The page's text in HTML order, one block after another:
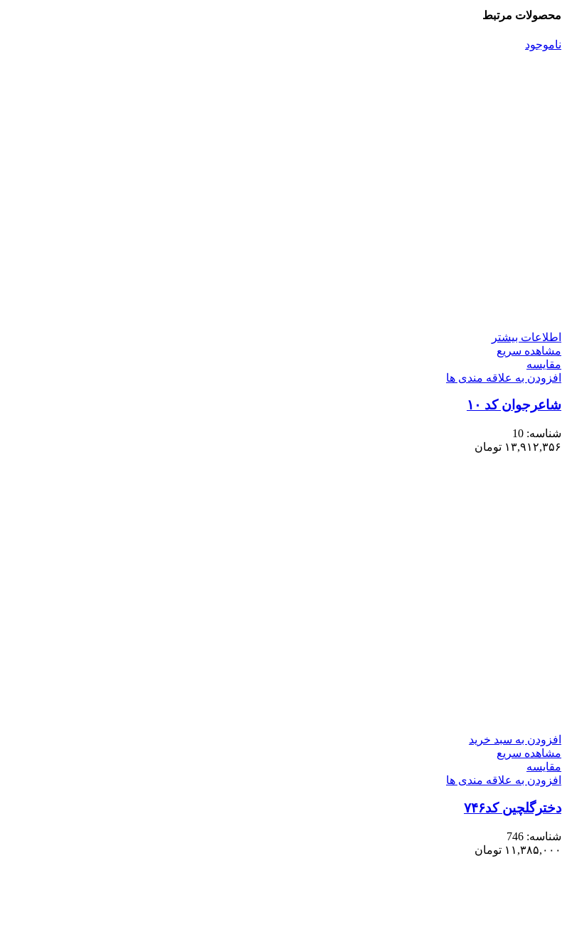
محصولات مرتبط
ناموجود
اطلاعات بیشتر
مشاهده سریع
مقایسه
افزودن به علاقه مندی ها
شاعرجوان کد ۱۰
شناسه: 10
۱۳,۹۱۲,۳۵۶ تومان
افزودن به سبد خرید
مشاهده سریع
مقایسه
افزودن به علاقه مندی ها
دخترگلچین کد۷۴۶
شناسه: 746
۱۱,۳۸۵,۰۰۰ تومان